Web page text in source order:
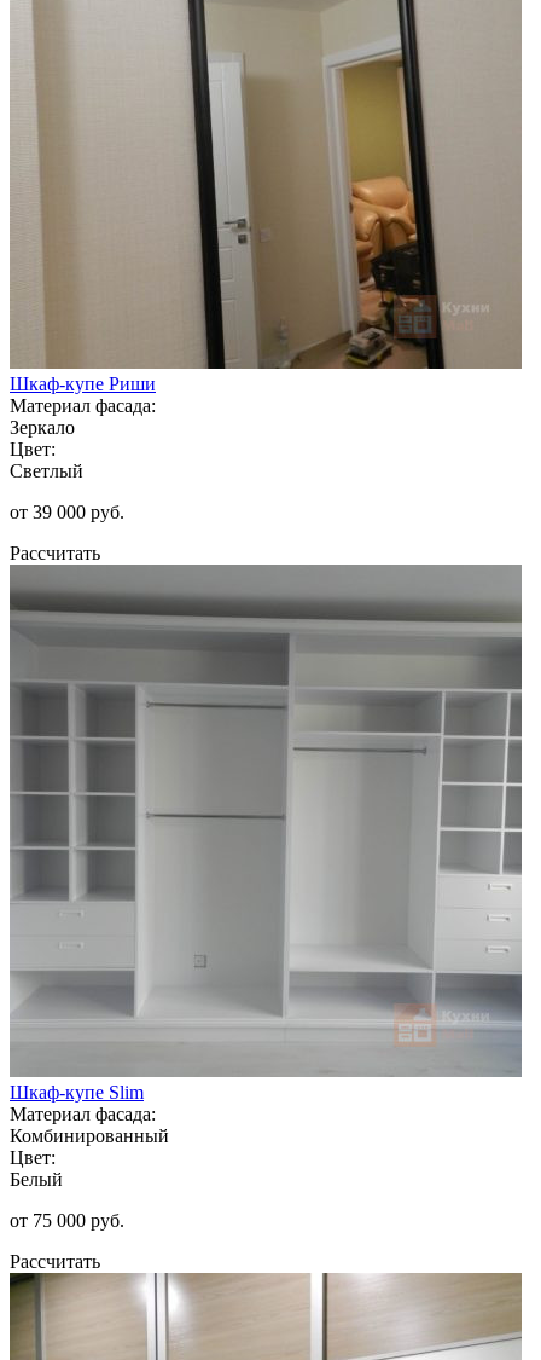
Шкаф-купе Риши
Материал фасада:
Зеркало
Цвет:
Светлый
от 39 000 руб.
Рассчитать
Шкаф-купе Slim
Материал фасада:
Комбинированный
Цвет:
Белый
от 75 000 руб.
Рассчитать